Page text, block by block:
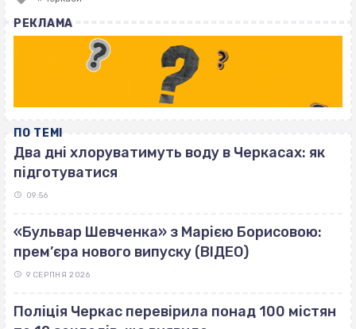
РЕКЛАМА
ПО ТЕМІ
Два дні хлоруватимуть воду в Черкасах: як
підготуватися
09:56
«Бульвар Шевченка» з Марією Борисовою:
прем’єра нового випуску (ВІДЕО)
9 СЕРПНЯ 2026
Поліція Черкас перевірила понад 100 містян